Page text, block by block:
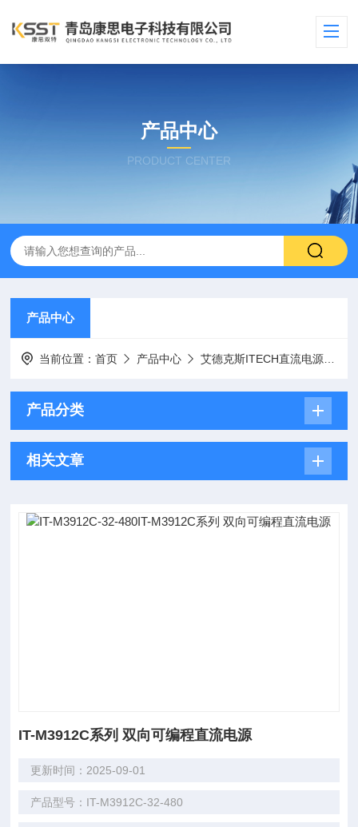
产品中心
PRODUCT CENTER
产品中心
当前位置：首页 产品中心 艾德克斯ITECH直流电源
产品分类
相关文章
IT-M3912C系列 双向可编程直流电源
更新时间：2025-09-01
产品型号：IT-M3912C-32-480